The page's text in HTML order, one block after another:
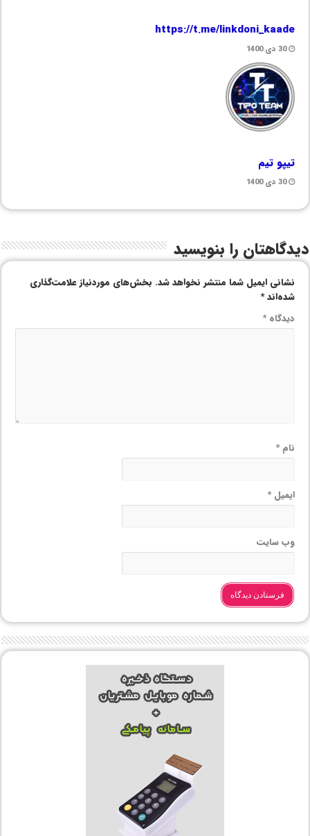
https://t.me/linkdoni_kaade
30 دی 1400
تیپو تیم
30 دی 1400
دیدگاهتان را بنویسید
نشانی ایمیل شما منتشر نخواهد شد. بخش‌های موردنیاز علامت‌گذاری
شده‌اند*
دیدگاه*
نام*
ایمیل*
وب‌ سایت